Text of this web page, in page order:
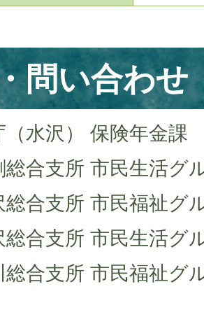
問い合わせ
（水沢） 保険年金課
総合支所 市民生活グ
総合支所 市民福祉グ
総合支所 市民生活グ
総合支所 市民福祉グ